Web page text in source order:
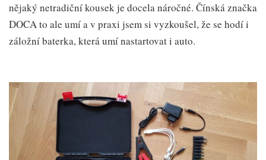
nějaký netradiční kousek je docela náročné. Čínská značka
DOCA to ale umí a v praxi jsem si vyzkoušel, že se hodí i
záložní baterka, která umí nastartovat i auto.